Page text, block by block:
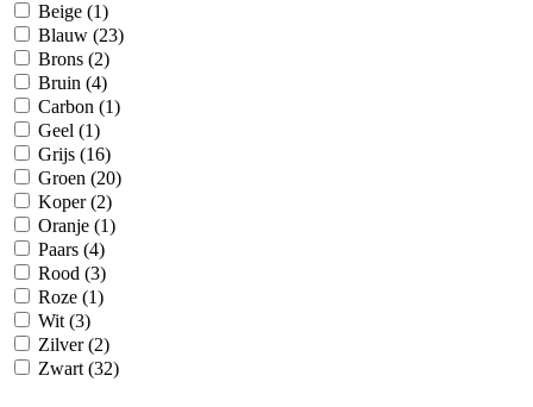
Beige (1)
Blauw (23)
Brons (2)
Bruin (4)
Carbon (1)
Geel (1)
Grijs (16)
Groen (20)
Koper(2)
Oranje (1)
Paars (4)
Rood (3)
Roze (1)
Wit (3)
Zilver(2)
Zwart (32)